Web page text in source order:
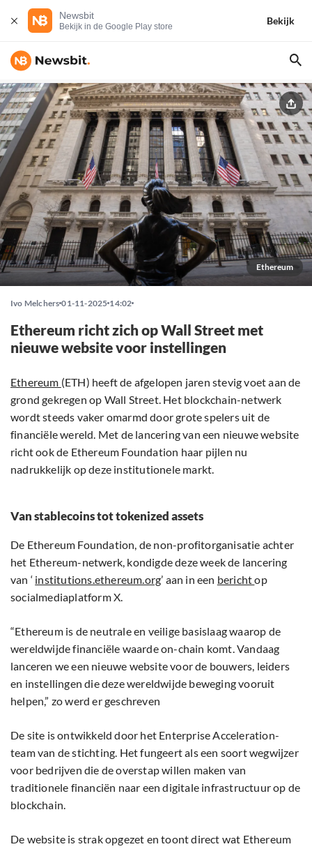
Newsbit
Bekijk in de Google Play store
Bekijk
Ethereum
Ivo Melchers 01-11-2025 14:02
Ethereum richt zich op Wall Street met
nieuwe website voor instellingen
Ethereum (ETH) heeft de afgelopen jaren stevig voet aan de
grond gekregen op Wall Street. Het blockchain-netwerk
wordt steeds vaker omarmd door grote spelers uit de
financiële wereld. Met de lancering van een nieuwe website
richt ook de Ethereum Foundation haar pijlen nu
nadrukkelijk op deze institutionele markt.
Van stablecoins tot tokenized assets
De Ethereum Foundation, de non-profitorganisatie achter
het Ethereum-netwerk, kondigde deze week de lancering
van ‘ institutions.ethereum.org’ aan in een berichtop
socialmediaplatform X.
“Ethereum is de neutrale en veilige basislaag waarop de
wereldwijde financiële waarde on-chain komt. Vandaag
lanceren we een nieuwe website voor de bouwers, leiders
en instellingen die deze wereldwijde beweging vooruit
helpen,” zo werd er geschreven
De site is ontwikkeld door het Enterprise Acceleration-
team van de stichting. Het fungeert als een soort wegwijzer
voor bedrijven die de overstap willen maken van
traditionele financiën naar een digitale infrastructuur op de
blockchain.
De website is strak opgezet en toont direct wat Ethereum